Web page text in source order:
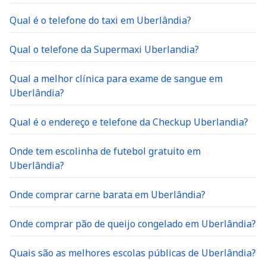
Qual é o telefone do taxi em Uberlândia?
Qual o telefone da Supermaxi Uberlandia?
Qual a melhor clínica para exame de sangue em
Uberlândia?
Qual é o endereço e telefone da Checkup Uberlandia?
Onde tem escolinha de futebol gratuito em
Uberlândia?
Onde comprar carne barata em Uberlândia?
Onde comprar pão de queijo congelado em Uberlândia?
Quais são as melhores escolas públicas de Uberlândia?